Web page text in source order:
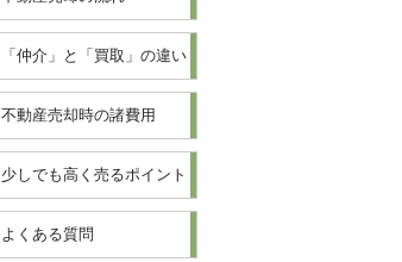
「仲介」と「買取」の違い
不動産売却時の諸費用
少しでも高く売るポイント
よくある質問